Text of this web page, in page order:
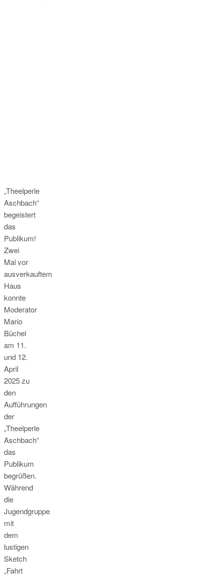
„Theelperle
Aschbach“
begeistert
das
Publikum!
Zwei
Mal vor
ausverkauftem
Haus
konnte
Moderator
Mario
Büchel
am 11.
und 12.
April
2025 zu
den
Aufführungen
der
„Theelperle
Aschbach“
das
Publikum
begrüßen.
Während
die
Jugendgruppe
mit
dem
lustigen
Sketch
„Fahrt